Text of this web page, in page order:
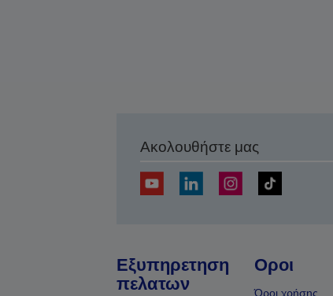
Ακολουθήστε μας
Εξυπηρετηση
πελατων
Οροι
Όροι χρήσης